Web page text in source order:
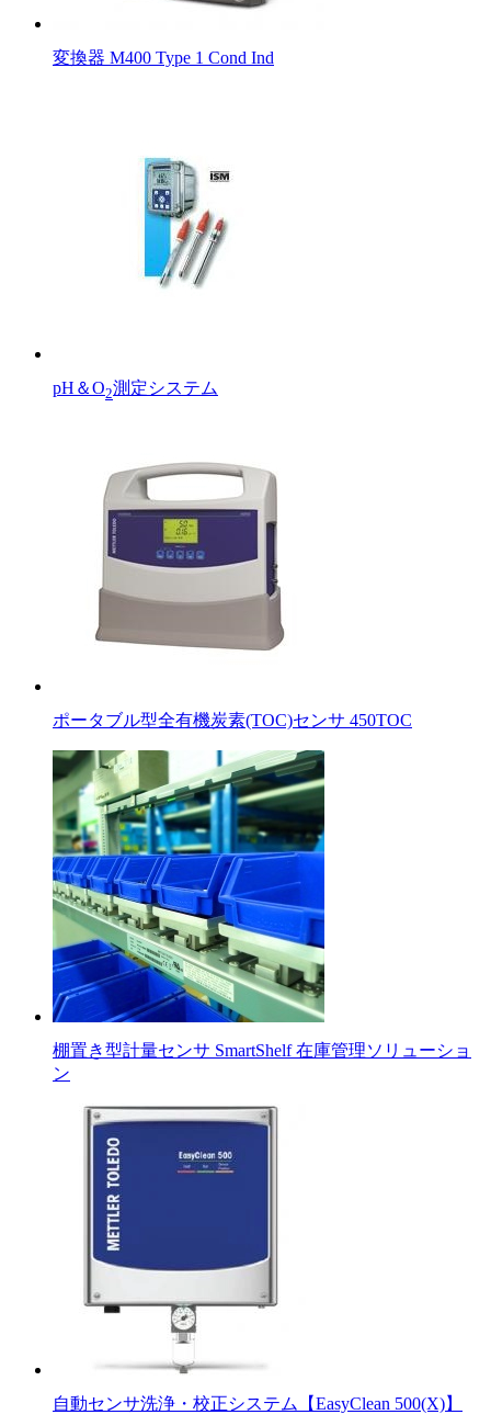
変換器 M400 Type 1 Cond Ind
pH＆O2測定システム
ポータブル型全有機炭素(TOC)センサ 450TOC
棚置き型計量センサ SmartShelf 在庫管理ソリューショ
ン
自動センサ洗浄・校正システム【EasyClean 500(X)】